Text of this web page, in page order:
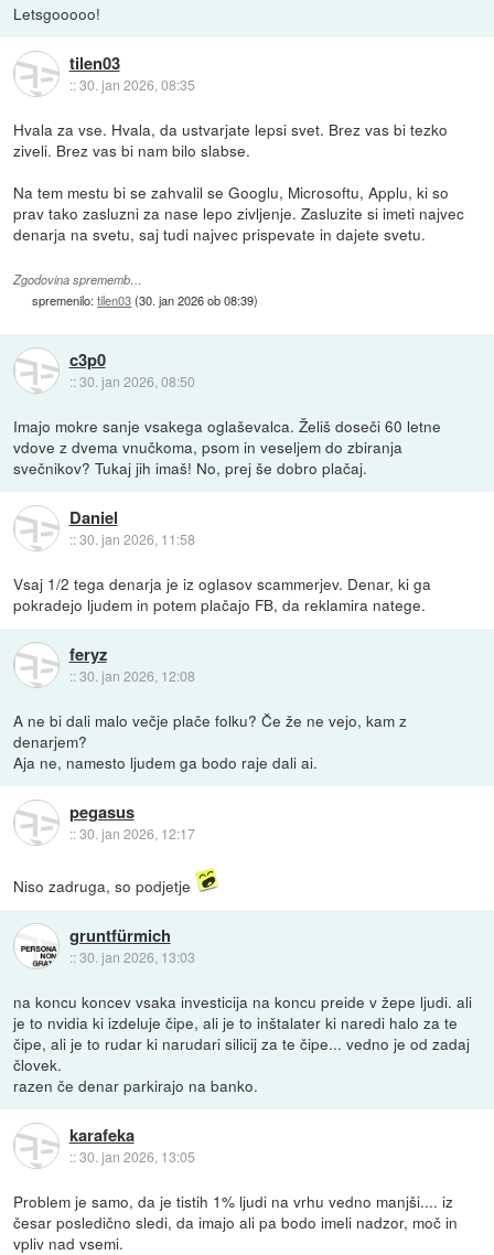
Letsgooooo!
tilen03
::30. jan 2026, 08:35
Hvala za vse. Hvala, da ustvarjate lepsi svet. Brez vas bi tezko
ziveli. Brez vas bi nam bilo slabse.
Na tem mestu bi se zahvalil se Googlu, Microsoftu, Applu, ki so
prav tako zasluzni za nase lepo zivljenje. Zasluzite si imeti najvec
denarja na svetu, saj tudi najvec prispevate in dajete svetu.
Zgodovina sprememb…
spremenilo:tilen03(30. jan 2026 ob 08:39)
c3p0
::30. jan 2026, 08:50
Imajo mokre sanje vsakega oglaševalca. Želiš doseči 60 letne
vdove z dvema vnučkoma, psom in veseljem do zbiranja
svečnikov? Tukaj jih imaš! No, prej še dobro plačaj.
Daniel
::30. jan 2026, 11:58
Vsaj 1/2 tega denarja je iz oglasov scammerjev. Denar, ki ga
pokradejo ljudem in potem plačajo FB, da reklamira natege.
feryz
::30. jan 2026, 12:08
A ne bi dali malo večje plače folku? Če že ne vejo, kam z
denarjem?
Aja ne, namesto ljudem ga bodo raje dali ai.
pegasus
::30. jan 2026, 12:17
Niso zadruga, so podjetje
gruntfürmich
::30. jan 2026, 13:03
na koncu koncev vsaka investicija na koncu preide v žepe ljudi. ali
je to nvidia ki izdeluje čipe, ali je to inštalater ki naredi halo za te
čipe, ali je to rudar ki narudari silicij za te čipe... vedno je od zadaj
človek.
razen če denar parkirajo na banko.
karafeka
::30. jan 2026, 13:05
Problem je samo, da je tistih 1% ljudi na vrhu vedno manjši.... iz
česar posledično sledi, da imajo ali pa bodo imeli nadzor, moč in
vpliv nad vsemi.